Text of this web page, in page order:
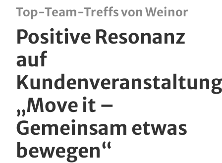
Zubehör
Unternehmen
Top-Team-Treffs von Weinor
Positive Resonanz
auf
„Move it –
Gemeinsam etwas
bewegen“